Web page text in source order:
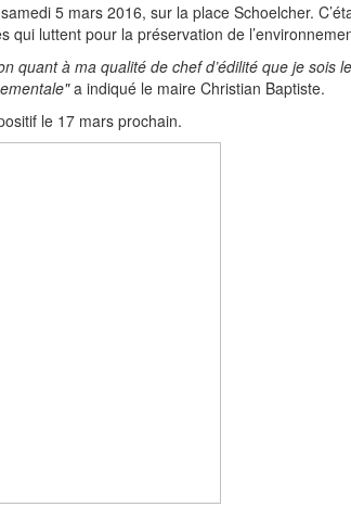
5 mars 2016, sur la place Schoelcher.
qui luttent pour la préservation de
quant à ma qualité de chef d’édilité que je sois le
a indiqué le maire Christian Baptiste.
le 17 mars prochain.